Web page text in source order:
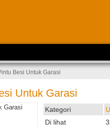
Besi Untuk Garasi
Untuk Garasi
Kategori
Di lihat